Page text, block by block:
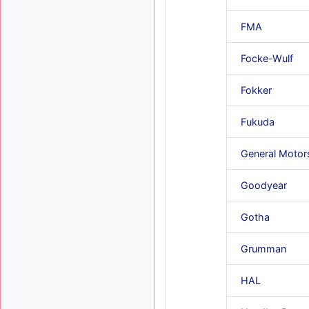
FMA
Focke-Wulf
Fokker
Fukuda
General
Goodyear
Gotha
Grumman
HAL